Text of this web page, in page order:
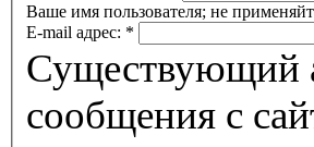
Ваше имя пользователя; не
E-mail адрес: *
Существующий
сообщения с